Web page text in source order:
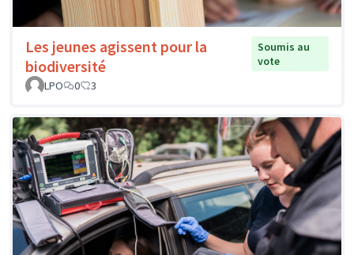
Les jeunes agissent pour la
biodiversité
Soumis au
vote
LPO
0 3